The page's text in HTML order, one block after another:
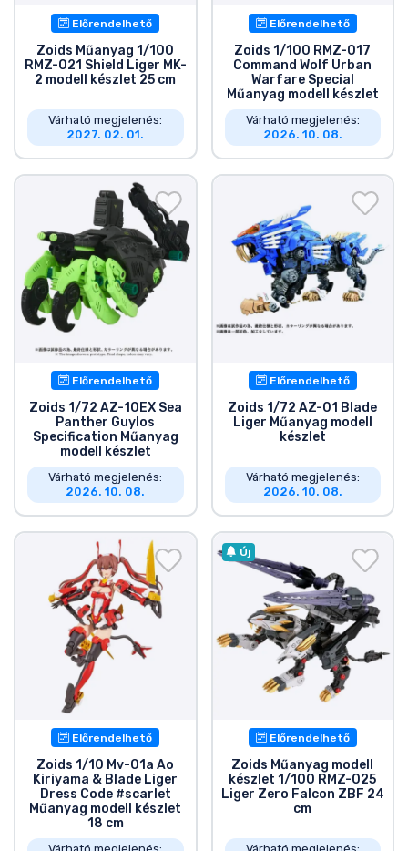
Előrendelhető
Zoids Műanyag 1/100
RMZ-021 Shield Liger MK-
2 modell készlet 25 cm
Várható megjelenés:
2027. 02. 01.
Előrendelhető
Zoids 1/100 RMZ-017
Command Wolf Urban
Warfare Special
Műanyag modell készlet
Várható megjelenés:
2026. 10. 08.
Előrendelhető
Zoids 1/72 AZ-10EX Sea
Panther Guylos
Specification Műanyag
modell készlet
Várható megjelenés:
2026. 10. 08.
Előrendelhető
Zoids 1/72 AZ-01 Blade
Liger Műanyag modell
készlet
Várható megjelenés:
2026. 10. 08.
Előrendelhető
Zoids 1/10 Mv-01a Ao
Kiriyama & Blade Liger
Dress Code #scarlet
Műanyag modell készlet
18 cm
Új
Előrendelhető
Zoids Műanyag modell
készlet 1/100 RMZ-025
Liger Zero Falcon ZBF 24
cm